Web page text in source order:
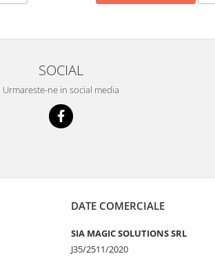
SOCIAL
Urmareste-ne in social media
DATE COMERCIALE
SIA MAGIC SOLUTIONS SRL
J35/2511/2020